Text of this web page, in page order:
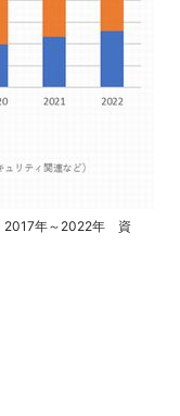
2017年～2022年 資